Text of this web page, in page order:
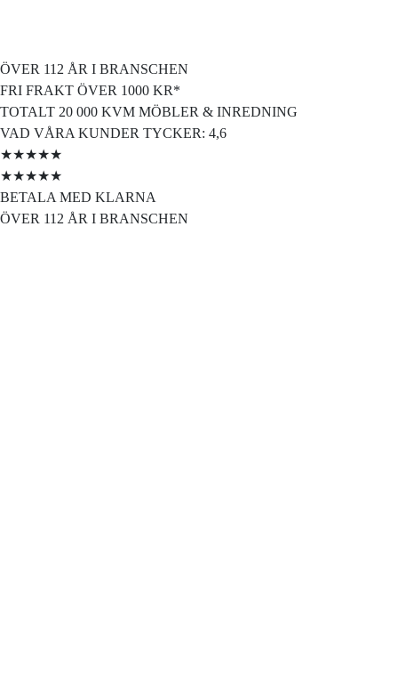
ÖVER 112 ÅR I BRANSCHEN
FRI FRAKT ÖVER 1000 KR*
TOTALT 20 000 KVM MÖBLER & INREDNING
VAD VÅRA KUNDER TYCKER: 4,6
★★★★★
★★★★★
BETALA MED KLARNA
ÖVER 112 ÅR I BRANSCHEN